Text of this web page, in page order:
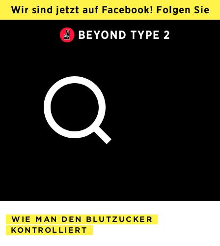
Wir sind jetzt auf Facebook! Folgen Sie
@Beyond Type 2 Auf Deutsch ›
WIE MAN DEN BLUTZUCKER
KONTROLLIERT